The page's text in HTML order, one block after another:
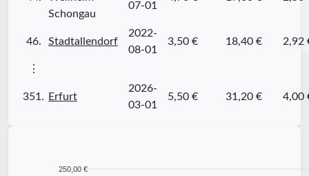
Schongau
07-01
46. Stadtallendorf
2022-
08-01
3,50 € 18,40 € 2,92
⋮
351. Erfurt
2026-
03-01
5,50 € 31,20 € 4,00
250,00 €